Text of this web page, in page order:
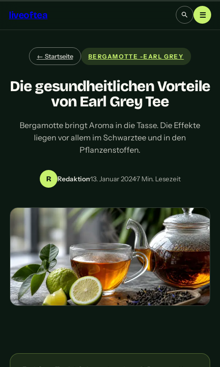
liveoftea ☰
← Startseite BERGAMOTTE -EARL GREY
Die gesundheitlichen Vorteile
von Earl Grey Tee
Bergamotte bringt Aroma in die Tasse. Die Effekte
liegen vor allem im Schwarztee und in den
Pflanzenstoffen.
R Redaktion·13. Januar 2024·7 Min. Lesezeit